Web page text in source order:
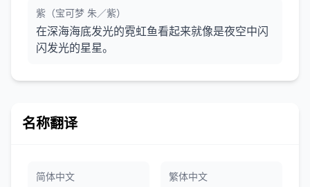
紫（宝可梦 朱／紫）
在深海海底发光的霓虹鱼看起来就像是夜空中闪
闪发光的星星。
名称翻译
简体中文 繁体中文